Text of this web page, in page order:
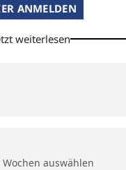
ANMELDEN
weiterlesen
auswählen